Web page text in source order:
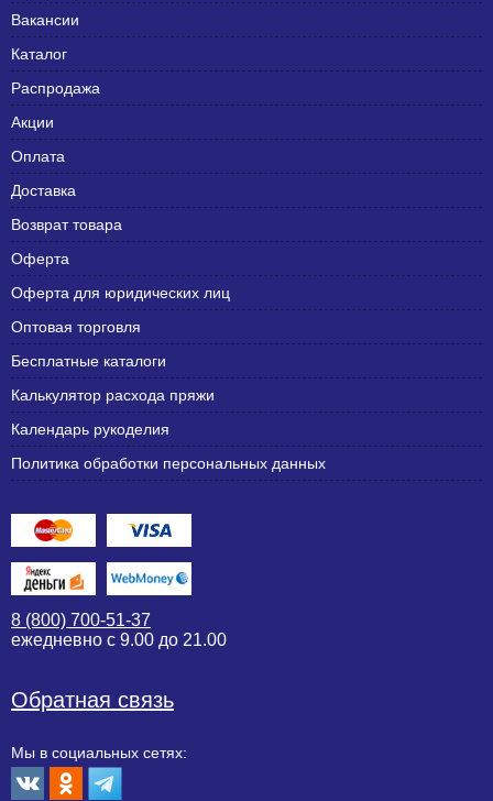
Вакансии
Каталог
Распродажа
Акции
Оплата
Доставка
Возврат товара
Оферта
Оферта для юридических лиц
Оптовая торговля
Бесплатные каталоги
Калькулятор расхода пряжи
Календарь рукоделия
Политика обработки персональных данных
8 (800) 700-51-37
ежедневно с 9.00 до 21.00
Обратная связь
Мы в социальных сетях: